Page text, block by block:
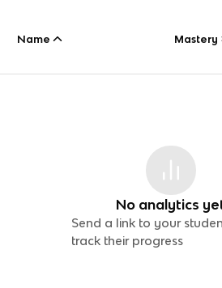
Name Mastery
No analytics
Send a link to your
track their progress